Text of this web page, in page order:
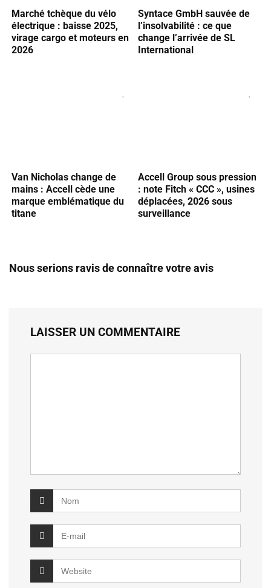
Marché tchèque du vélo
électrique : baisse 2025,
virage cargo et moteurs en
2026
Syntace GmbH sauvée de
l’insolvabilité : ce que
change l’arrivée de SL
International
Van Nicholas change de
mains : Accell cède une
marque emblématique du
titane
Accell Group sous pression
: note Fitch « CCC », usines
déplacées, 2026 sous
surveillance
Nous serions ravis de connaître votre avis
LAISSER UN COMMENTAIRE